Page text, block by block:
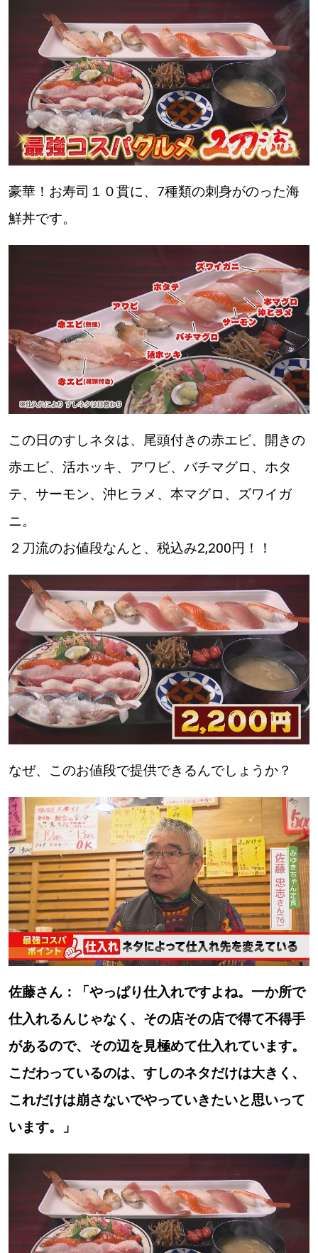
豪華！お寿司１０貫に、7種類の刺身がのった海
鮮丼です。
この日のすしネタは、尾頭付きの赤エビ、開きの
赤エビ、活ホッキ、アワビ、バチマグロ、ホタ
テ、サーモン、沖ヒラメ、本マグロ、ズワイガ
ニ。
２刀流のお値段なんと、税込み2,200円！！
なぜ、このお値段で提供できるんでしょうか？
佐藤さん：「やっぱり仕入れですよね。一か所で
仕入れるんじゃなく、その店その店で得て不得手
があるので、その辺を見極めて仕入れています。
こだわっているのは、すしのネタだけは大きく、
これだけは崩さないでやっていきたいと思いって
います。」